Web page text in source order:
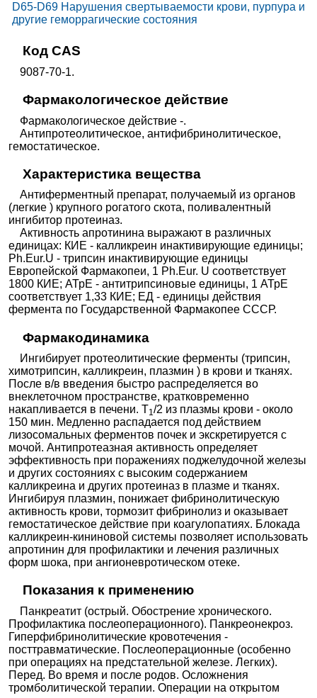
D65-D69 Нарушения свертываемости крови, пурпура и
другие геморрагические состояния
Код CAS
9087-70-1.
Фармакологическое действие
Фармакологическое действие -.
Антипротеолитическое, антифибринолитическое,
гемостатическое.
Характеристика вещества
Антиферментный препарат, получаемый из органов
(легкие ) крупного рогатого скота, поливалентный
ингибитор протеиназ.
Активность апротинина выражают в различных
единицах: КИЕ - калликреин инактивирующие единицы;
Ph.Eur.U - трипсин инактивирующие единицы
Европейской Фармакопеи, 1 Ph.Eur. U соответствует
1800 КИЕ; АТрЕ - антитрипсиновые единицы, 1 АТрЕ
соответствует 1,33 КИЕ; ЕД - единицы действия
фермента по Государственной Фармакопее СССР.
Фармакодинамика
Ингибирует протеолитические ферменты (трипсин,
химотрипсин, калликреин, плазмин ) в крови и тканях.
После в/в введения быстро распределяется во
внеклеточном пространстве, кратковременно
накапливается в печени. T1/2 из плазмы крови - около
150 мин. Медленно распадается под действием
лизосомальных ферментов почек и экскретируется с
мочой. Антипротеазная активность определяет
эффективность при поражениях поджелудочной железы
и других состояниях с высоким содержанием
калликреина и других протеиназ в плазме и тканях.
Ингибируя плазмин, понижает фибринолитическую
активность крови, тормозит фибринолиз и оказывает
гемостатическое действие при коагулопатиях. Блокада
калликреин-кининовой системы позволяет использовать
апротинин для профилактики и лечения различных
форм шока, при ангионевротическом отеке.
Показания к применению
Панкреатит (острый. Обострение хронического.
Профилактика послеоперационного). Панкреонекроз.
Гиперфибринолитические кровотечения -
посттравматические. Послеоперационные (особенно
при операциях на предстательной железе. Легких).
Перед. Во время и после родов. Осложнения
тромболитической терапии. Операции на открытом